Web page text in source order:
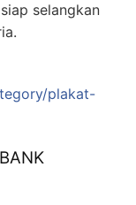
selangkan
plakat-